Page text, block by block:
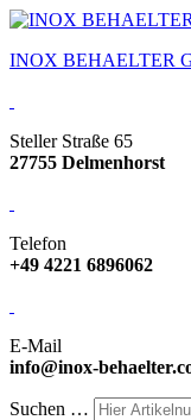
INOX BEHAELTER
Steller Straße 65
27755 Delmenhorst
Telefon
+49 4221 6896062
E-Mail
info@inox-
Suchen …